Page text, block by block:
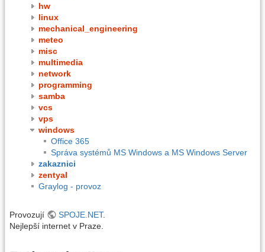
hw
linux
mechanical_engineering
meteo
misc
multimedia
network
programming
samba
vcs
vps
windows
Office 365
Správa systémů MS Windows a MS Windows Server
zakaznici
zentyal
Graylog - provoz
Provozují SPOJE.NET.
Nejlepší internet v Praze.